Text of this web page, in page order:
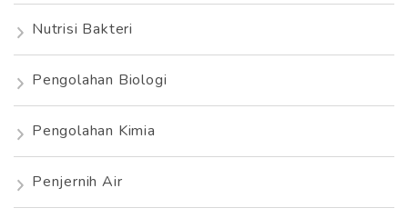
Nutrisi Bakteri
Pengolahan Biologi
Pengolahan Kimia
Penjernih Air